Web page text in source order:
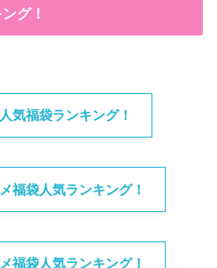
グ！
気福袋ランキング！
福袋人気ランキング！
福袋人気ランキング！